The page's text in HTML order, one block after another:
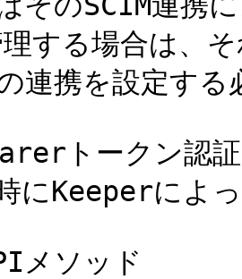
理する場合は、
連携を設定する
トークン認
にKeeperによ
メソッド